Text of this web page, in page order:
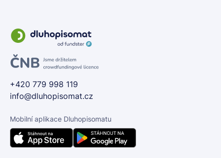
+420 779 998 119
info@dluhopisomat.cz
Mobilní aplikace Dluhopisomatu